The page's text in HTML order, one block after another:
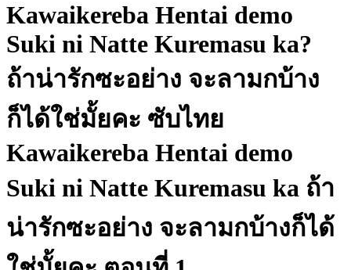
Kawaikereba Hentai demo
Suki ni Natte Kuremasu ka?
ถ้าน่ารักซะอย่าง จะลามกบ้าง
ก็ได้ใช่มั้ยคะ ซับไทย
Kawaikereba Hentai demo
Suki ni Natte Kuremasu ka ถ้า
น่ารักซะอย่าง จะลามกบ้างก็ได้